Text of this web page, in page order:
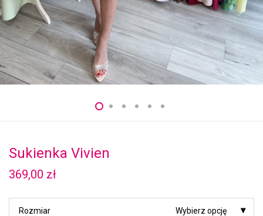
Sukienka Vivien
369,00 zł
Rozmiar Wybierz opcję